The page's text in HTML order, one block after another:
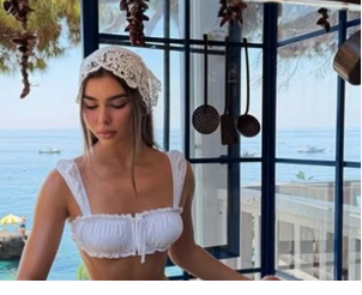
miserable for these people